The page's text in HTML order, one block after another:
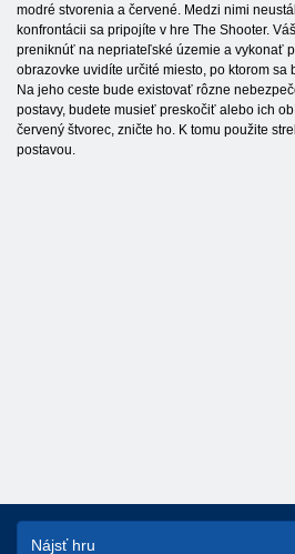
modré stvorenia a červené. Medzi nimi
konfrontácii sa pripojíte v hre The Shooter.
preniknúť na nepriateľské územie a vykonať
obrazovke uvidíte určité miesto, po ktorom sa
Na jeho ceste bude existovať rôzne
postavy, budete musieť preskočiť alebo ich
červený štvorec, zničte ho. K tomu použite
postavou.